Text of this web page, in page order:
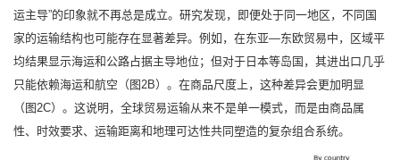
运主导”的印象就不再总是成立。研究发现，即便处于同一地区，不同国
家的运输结构也可能存在显著差异。例如，在东亚—东欧贸易中，区域平
均结果显示海运和公路占据主导地位；但对于日本等岛国，其进出口几乎
只能依赖海运和航空（图2B）。在商品尺度上，这种差异会更加明显
（图2C）。这说明，全球贸易运输从来不是单一模式，而是由商品属
性、时效要求、运输距离和地理可达性共同塑造的复杂组合系统。